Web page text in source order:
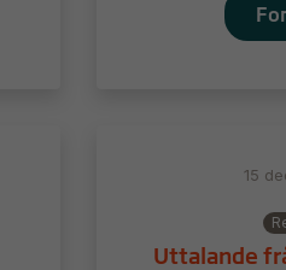
15
Uttalande